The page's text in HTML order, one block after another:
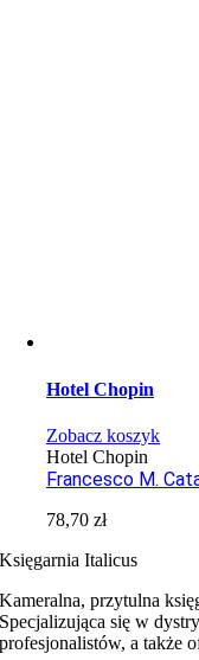
Hotel Chopin
Zobacz koszyk
Hotel Chopin
Francesco M.
78,70zł
Księgarnia Italicus
Kameralna, przytulna
Specjalizująca się w
profesjonalistów, a także